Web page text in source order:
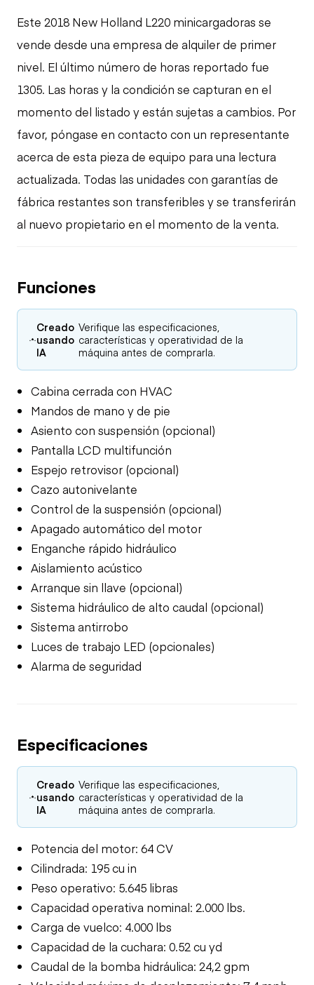
Este 2018 New Holland L220 minicargadoras se
vende desde una empresa de alquiler de primer
nivel. El último número de horas reportado fue
1305. Las horas y la condición se capturan en el
momento del listado y están sujetas a cambios. Por
favor, póngase en contacto con un representante
acerca de esta pieza de equipo para una lectura
actualizada. Todas las unidades con garantías de
fábrica restantes son transferibles y se transferirán
al nuevo propietario en el momento de la venta.
Funciones
Creado
usando
IA
Verifique las especificaciones,
características y operatividad de la
máquina antes de comprarla.
Cabina cerrada con HVAC
Mandos de mano y de pie
Asiento con suspensión (opcional)
Pantalla LCD multifunción
Espejo retrovisor (opcional)
Cazo autonivelante
Control de la suspensión (opcional)
Apagado automático del motor
Enganche rápido hidráulico
Aislamiento acústico
Arranque sin llave (opcional)
Sistema hidráulico de alto caudal (opcional)
Sistema antirrobo
Luces de trabajo LED (opcionales)
Alarma de seguridad
Especificaciones
Creado
usando
IA
Verifique las especificaciones,
características y operatividad de la
máquina antes de comprarla.
Potencia del motor: 64 CV
Cilindrada: 195 cu in
Peso operativo: 5.645 libras
Capacidad operativa nominal: 2.000 lbs.
Carga de vuelco: 4.000 lbs
Capacidad de la cuchara: 0.52 cu yd
Caudal de la bomba hidráulica: 24,2 gpm